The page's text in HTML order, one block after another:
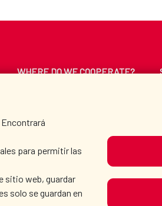
para permitir las
sitio web, guardar
solo se guardan en
WHERE DO WE COOPERATE?
CULTURE AND SCIENCE
OUR